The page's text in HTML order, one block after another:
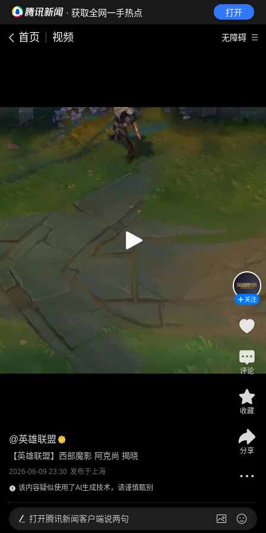
· 获取全网一手热点 打开
首页 视频 无障碍
@英雄联盟
【英雄联盟】西部魔影 阿克尚 揭晓
2026-06-09 23:30 发布于上海
该内容疑似使用了AI生成技术，请谨慎甄别
关注
评论
收藏
分享
打开腾讯新闻客户端说两句